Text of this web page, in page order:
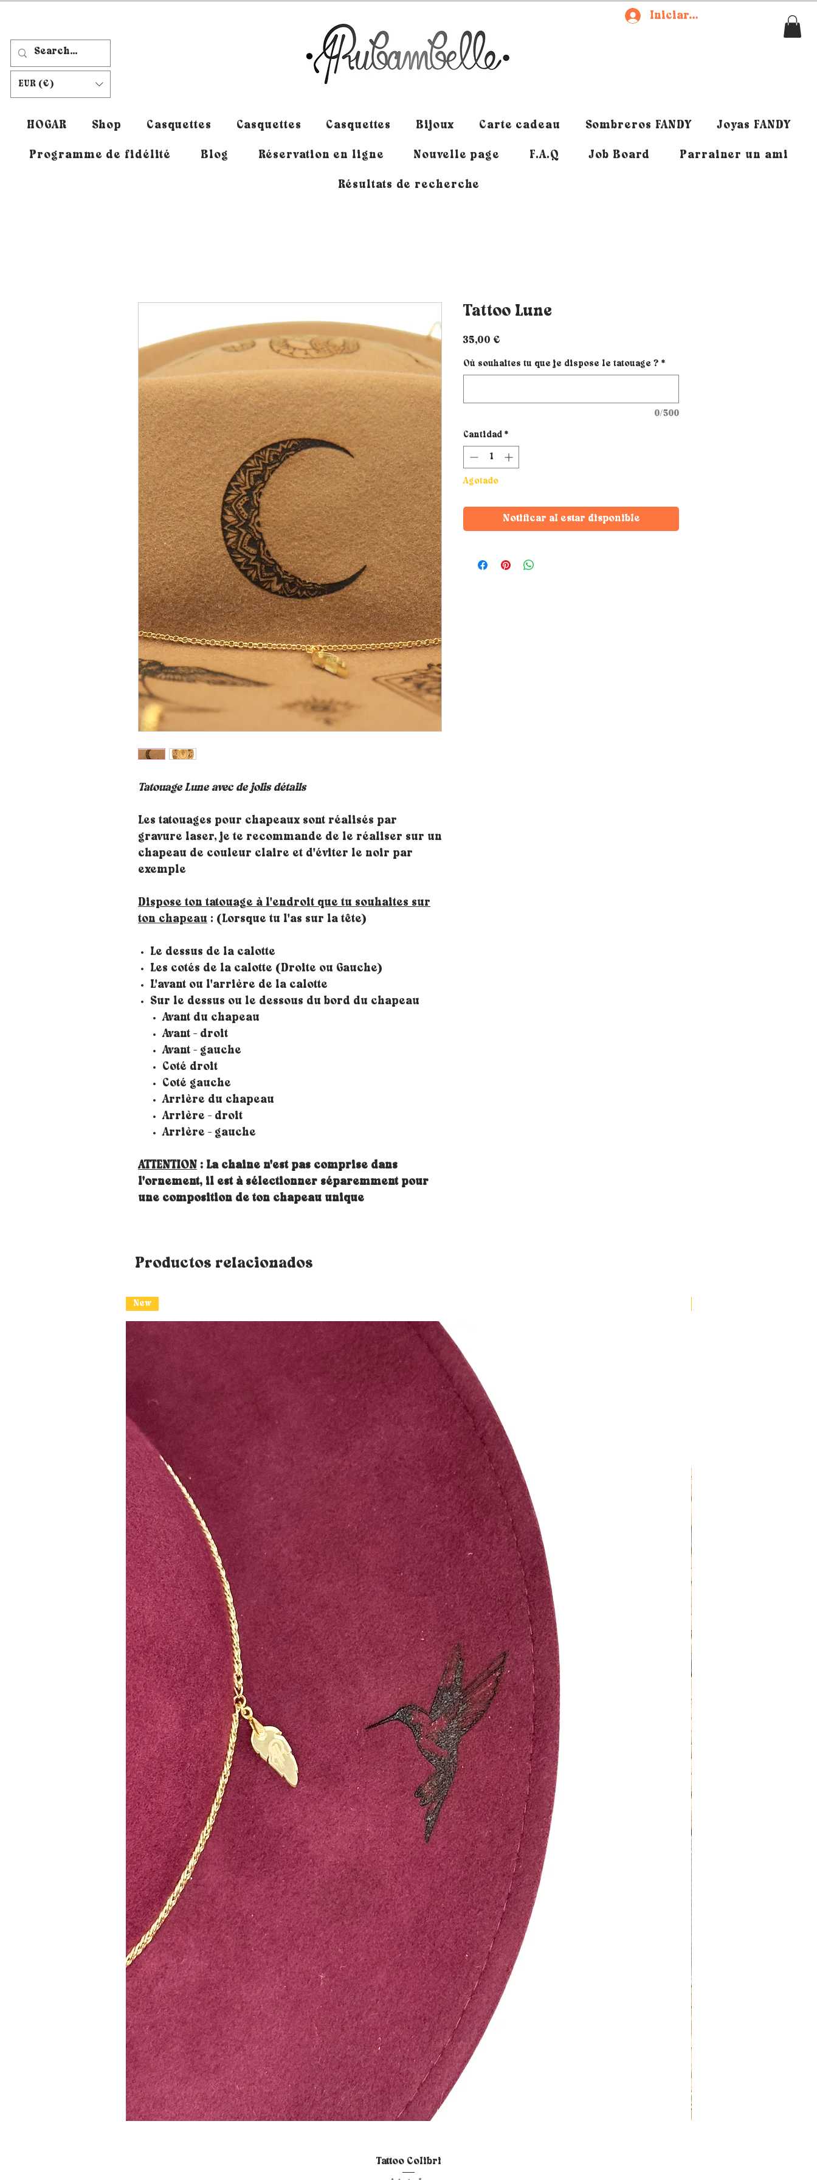
EUR (€)
Iniciar sesión
HOGAR Shop Casquettes Casquettes Casquettes Bijoux Carte cadeau Sombreros FANDY Joyas FANDY
Programme de fidélité Blog Réservation en ligne Nouvelle page F.A.Q Job Board Parrainer un ami
Résultats de recherche
Tatouage Lune avec de jolis détails
Les tatouages pour chapeaux sont réalisés par
gravure laser, je te recommande de le réaliser sur un
chapeau de couleur claire et d'éviter le noir par
exemple
Dispose ton tatouage à l'endroit que tu souhaites sur
ton chapeau : (Lorsque tu l'as sur la tête)
Le dessus de la calotte
Les cotés de la calotte (Droite ou Gauche)
L'avant ou l'arrière de la calotte
Sur le dessus ou le dessous du bord du chapeau
Avant du chapeau
Avant - droit
Avant - gauche
Coté droit
Coté gauche
Arrière du chapeau
Arrière - droit
Arrière - gauche
ATTENTION : La chaine n'est pas comprise dans
l'ornement, il est à sélectionner séparemment pour
une composition de ton chapeau unique
Tattoo Lune
35,00 €
Où souhaites tu que je dispose le tatouage ? *
0/500
Cantidad *
Agotado
Notificar al estar disponible
Productos relacionados
Vista rápida
New
Tattoo Colibri